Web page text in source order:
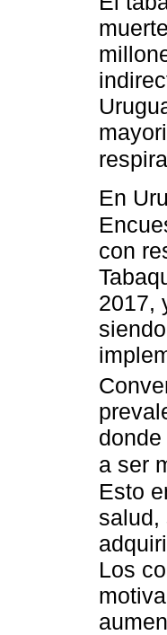
En
con
2017,
a ser
Esto
salud,
Los